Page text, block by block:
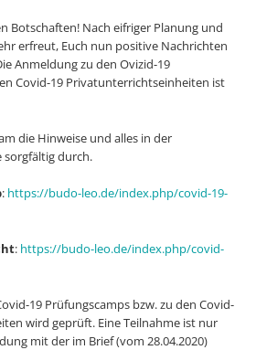
Botschaften! Nach eifriger Planung und
erfreut, Euch nun positive Nachrichten
Anmeldung zu den Ovizid-19
Covid-19 Privatunterrichtseinheiten ist
die Hinweise und alles in der
sorgfältig durch.
: https://budo-leo.de/index.php/covid-19-
: https://budo-leo.de/index.php/covid-
19 Prüfungscamps bzw. zu den Covid-
wird geprüft. Eine Teilnahme ist nur
mit der im Brief (vom 28.04.2020)